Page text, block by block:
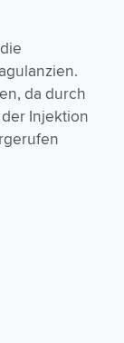
da durch
Injektion